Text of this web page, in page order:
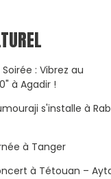
: Vibrez au
à Agadir !
s'installe à
à Tanger
à Tétouan –